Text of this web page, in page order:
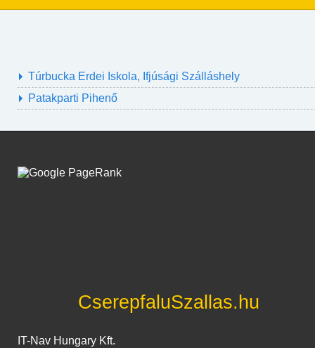
Túrbucka Erdei Iskola, Ifjúsági Szálláshely
Patakparti Pihenő
CserepfaluSzallas.hu
IT-Nav Hungary Kft.